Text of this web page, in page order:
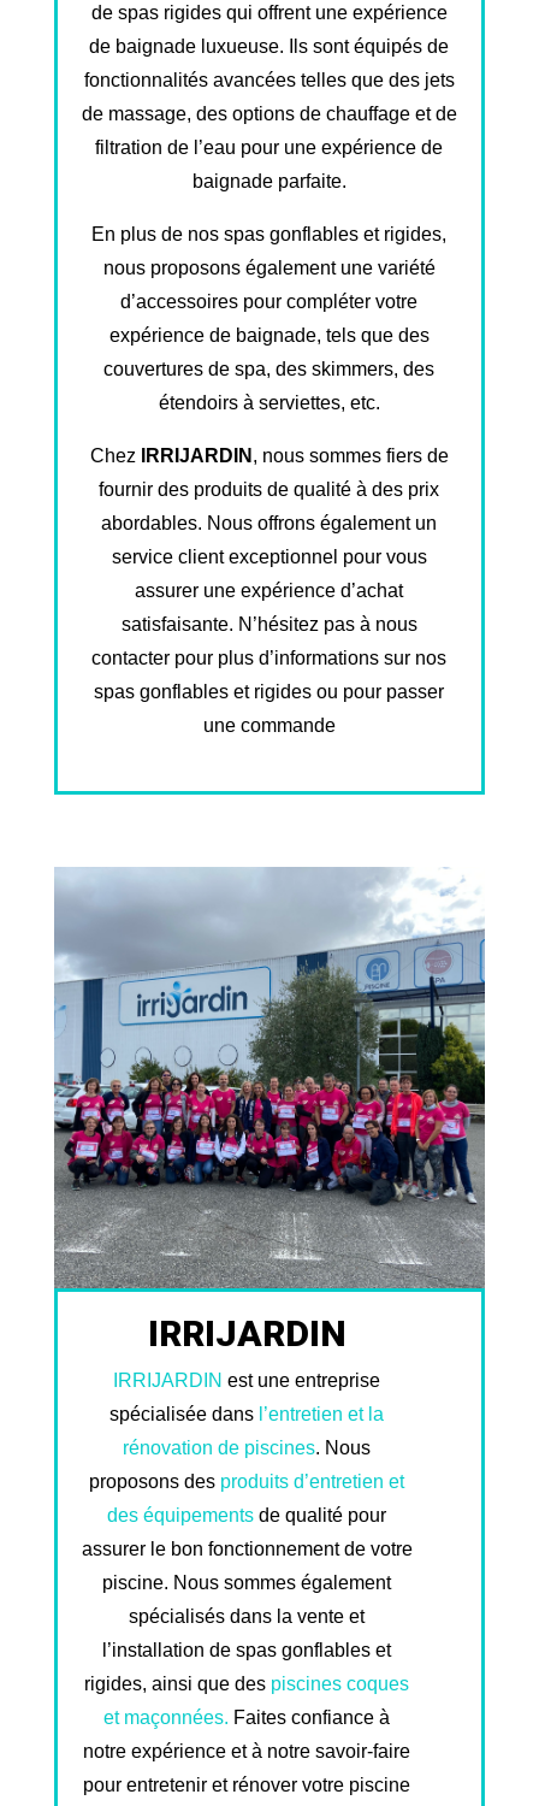
de spas rigides qui offrent une expérience
de baignade luxueuse. Ils sont équipés de
fonctionnalités avancées telles que des jets
de massage, des options de chauffage et de
filtration de l’eau pour une expérience de
baignade parfaite.
En plus de nos spas gonflables et rigides,
nous proposons également une variété
d’accessoires pour compléter votre
expérience de baignade, tels que des
couvertures de spa, des skimmers, des
étendoirs à serviettes, etc.
Chez IRRIJARDIN , nous sommes fiers de
fournir des produits de qualité à des prix
abordables. Nous offrons également un
service client exceptionnel pour vous
assurer une expérience d’achat
satisfaisante. N’hésitez pas à nous
contacter pour plus d’informations sur nos
spas gonflables et rigides ou pour passer
une commande
IRRIJARDIN
IRRIJARDIN est une entreprise
spécialisée dans l’entretien et la
rénovation de piscines. Nous
proposons des produits d’entretien et
des équipements de qualité pour
assurer le bon fonctionnement de votre
piscine. Nous sommes également
spécialisés dans la vente et
l’installation de spas gonflables et
rigides, ainsi que des piscines coques
et maçonnées. Faites confiance à
notre expérience et à notre savoir-faire
pour entretenir et rénover votre piscine